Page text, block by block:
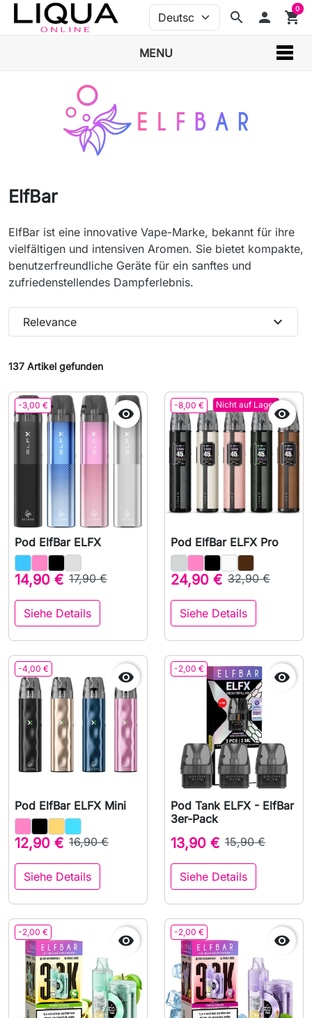
search person shopping_cart
0
MENU
ElfBar
ElfBar ist eine innovative Vape-Marke, bekannt für ihre
vielfältigen und intensiven Aromen. Sie bietet kompakte,
benutzerfreundliche Geräte für ein sanftes und
zufriedenstellendes Dampferlebnis.
137 Artikel gefunden
Relevance expand_more
-3,00 € 
Pod ElfBar ELFX
14,90 € 17,90 €
Siehe Details
-8,00 € Nicht auf Lager

Pod ElfBar ELFX Pro
24,90 € 32,90 €
Siehe Details
-4,00 € 
Pod ElfBar ELFX Mini
12,90 € 16,90 €
Siehe Details
-2,00 € 
Pod Tank ELFX - ElfBar
3er-Pack
13,90 € 15,90 €
Siehe Details
-2,00 €  -2,00 € 